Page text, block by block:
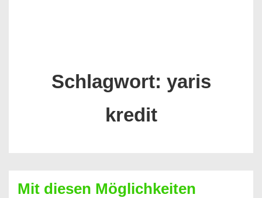
Schlagwort: yaris
kredit
Mit diesen Möglichkeiten